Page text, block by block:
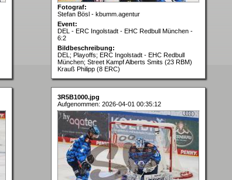
Fotograf:
Stefan Bösl - kbumm.agentur
Event:
DEL - ERC Ingolstadt - EHC Redbull München -
6:2
Bildbeschreibung:
DEL; Playoffs; ERC Ingolstadt - EHC Redbull
München; Street Kampf Alberts Smits (23 RBM)
Krauß Philipp (8 ERC)
3R5B1000.jpg
Aufgenommen: 2026-04-01 00:35:12